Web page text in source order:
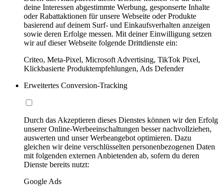
deine Interessen abgestimmte Werbung, gesponserte Inhalte
oder Rabattaktionen für unsere Webseite oder Produkte
basierend auf deinem Surf- und Einkaufsverhalten anzeigen
sowie deren Erfolge messen. Mit deiner Einwilligung setzen
wir auf dieser Webseite folgende Drittdienste ein:
Criteo, Meta-Pixel, Microsoft Advertising, TikTok Pixel,
Klickbasierte Produktempfehlungen, Ads Defender
Erweitertes Conversion-Tracking
Durch das Akzeptieren dieses Dienstes können wir den Erfolg
unserer Online-Werbeeinschaltungen besser nachvollziehen,
auswerten und unser Werbeangebot optimieren. Dazu
gleichen wir deine verschlüsselten personenbezogenen Daten
mit folgenden externen Anbietenden ab, sofern du deren
Dienste bereits nutzt:
Google Ads